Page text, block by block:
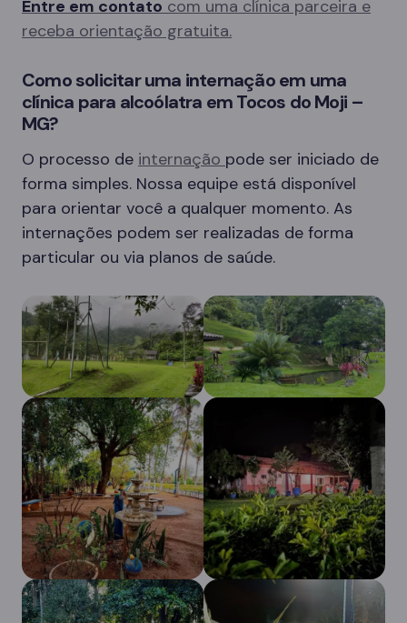
Entre em contato com uma clínica parceira e
receba orientação gratuita.
Como solicitar uma internação em uma
clínica para alcoólatra em Tocos do Moji –
MG?
O processo de internação pode ser iniciado de
forma simples. Nossa equipe está disponível
para orientar você a qualquer momento. As
internações podem ser realizadas de forma
particular ou via planos de saúde.